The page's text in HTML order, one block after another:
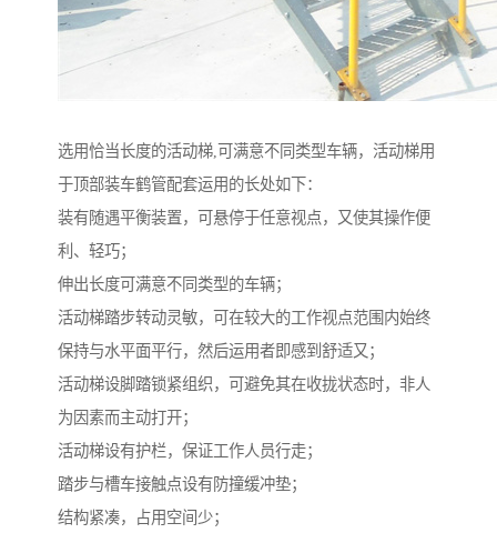
选用恰当长度的活动梯,可满意不同类型车辆，活动梯用
于顶部装车鹤管配套运用的长处如下：
装有随遇平衡装置，可悬停于任意视点，又使其操作便
利、轻巧；
伸出长度可满意不同类型的车辆；
活动梯踏步转动灵敏，可在较大的工作视点范围内始终
保持与水平面平行，然后运用者即感到舒适又；
活动梯设脚踏锁紧组织，可避免其在收拢状态时，非人
为因素而主动打开；
活动梯设有护栏，保证工作人员行走；
踏步与槽车接触点设有防撞缓冲垫；
结构紧凑，占用空间少；